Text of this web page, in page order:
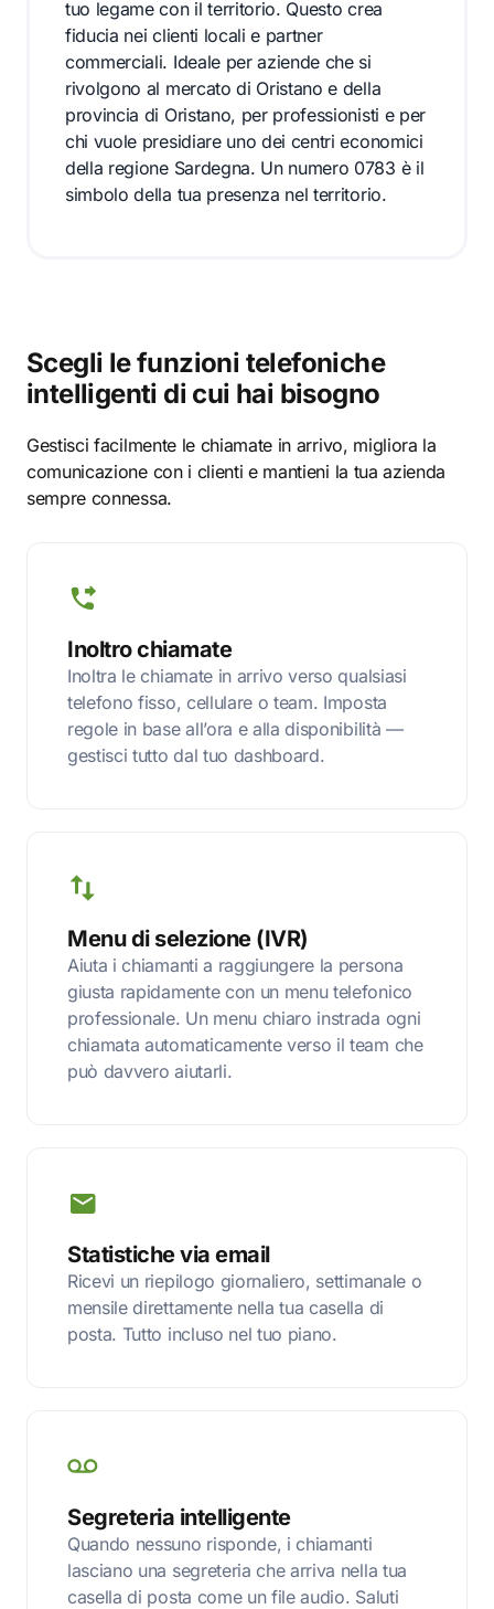
tuo legame con il territorio. Questo crea
fiducia nei clienti locali e partner
commerciali. Ideale per aziende che si
rivolgono al mercato di Oristano e della
provincia di Oristano, per professionisti e per
chi vuole presidiare uno dei centri economici
della regione Sardegna. Un numero 0783 è il
simbolo della tua presenza nel territorio.
Scegli le funzioni telefoniche
intelligenti di cui hai bisogno
Gestisci facilmente le chiamate in arrivo, migliora la
comunicazione con i clienti e mantieni la tua azienda
sempre connessa.
Inoltro chiamate
Inoltra le chiamate in arrivo verso qualsiasi
telefono fisso, cellulare o team. Imposta
regole in base all’ora e alla disponibilità —
gestisci tutto dal tuo dashboard.
Menu di selezione (IVR)
Aiuta i chiamanti a raggiungere la persona
giusta rapidamente con un menu telefonico
professionale. Un menu chiaro instrada ogni
chiamata automaticamente verso il team che
può davvero aiutarli.
Statistiche via email
Ricevi un riepilogo giornaliero, settimanale o
mensile direttamente nella tua casella di
posta. Tutto incluso nel tuo piano.
Segreteria intelligente
Quando nessuno risponde, i chiamanti
lasciano una segreteria che arriva nella tua
casella di posta come un file audio. Saluti